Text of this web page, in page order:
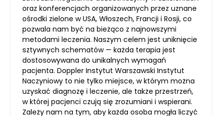
oraz konferencjach organizowanych przez uznane
ośrodki zielone w USA, Włoszech, Francji i Rosji, co
pozwala nam być na bieżąco z najnowszymi
metodami leczenia. Naszym celem jest uniknięcie
sztywnych schematów — każda terapia jest
dostosowywana do unikalnych wymagań
pacjenta. Doppler Instytut Warszawski Instytut
Naczyniowy to nie tylko miejsce, w którym można
uzyskać diagnozę i leczenie, ale także przestrzeń,
w której pacjenci czują się zrozumiani i wspierani.
Zależy nam na tym, aby każda osoba mogła liczyć